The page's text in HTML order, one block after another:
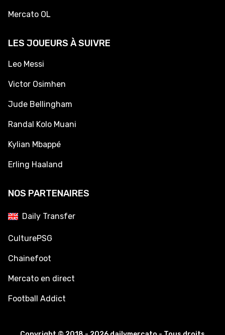
Mercato OL
LES JOUEURS À SUIVRE
Leo Messi
Victor Osimhen
Jude Bellingham
Randal Kolo Muani
Kylian Mbappé
Erling Haaland
NOS PARTENAIRES
Daily Transfer
CulturePSG
Chainefoot
Mercato en direct
Football Addict